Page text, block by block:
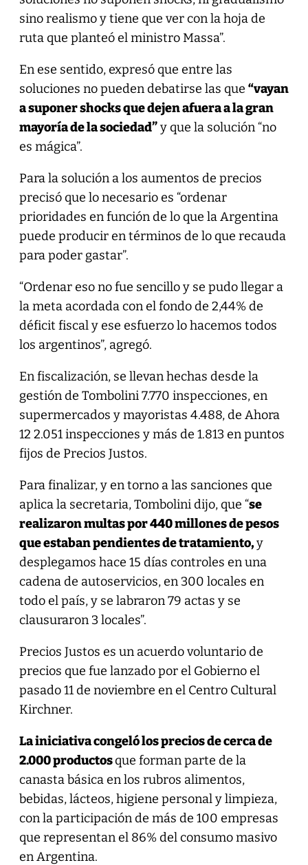
sino realismo y tiene que ver con la hoja de
ruta que planteó el ministro Massa”.
En ese sentido, expresó que entre las
soluciones no pueden debatirse las que “vayan
a suponer shocks que dejen afuera a la gran
mayoría de la sociedad”y que la solución “no
es mágica”.
Para la solución a los aumentos de precios
precisó que lo necesario es “ordenar
prioridades en función de lo que la Argentina
puede producir en términos de lo que recauda
para poder gastar”.
“Ordenar eso no fue sencillo y se pudo llegar a
la meta acordada con el fondo de 2,44% de
déficit fiscal y ese esfuerzo lo hacemos todos
los argentinos”, agregó.
En fiscalización, se llevan hechas desde la
gestión de Tombolini 7.770 inspecciones, en
supermercados y mayoristas 4.488, de Ahora
12 2.051 inspecciones y más de 1.813 en puntos
fijos de Precios Justos.
Para finalizar, y en torno a las sanciones que
aplica la secretaria, Tombolini dijo, que “se
realizaron multas por 440 millones de pesos
que estaban pendientes de tratamiento,y
desplegamos hace 15 días controles en una
cadena de autoservicios, en 300 locales en
todo el país, y se labraron 79 actas y se
clausuraron 3 locales”.
Precios Justos es un acuerdo voluntario de
precios que fue lanzado por el Gobierno el
pasado 11 de noviembre en el Centro Cultural
Kirchner.
La iniciativa congeló los precios de cerca de
2.000 productosque forman parte de la
canasta básica en los rubros alimentos,
bebidas, lácteos, higiene personal y limpieza,
con la participación de más de 100 empresas
que representan el 86% del consumo masivo
en Argentina.